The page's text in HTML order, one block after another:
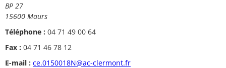
BP 27
15600 Maurs
Téléphone : 04 71 49 00 64
Fax : 04 71 46 78 12
E-mail : ce.0150018N@ac-clermont.fr